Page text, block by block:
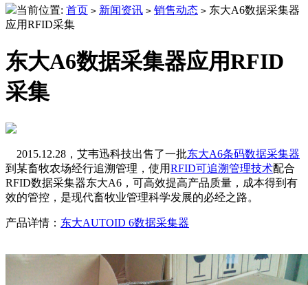
当前位置: 首页 > 新闻资讯 > 销售动态 > 东大A6数据采集器
应用RFID采集
东大A6数据采集器应用RFID
采集
2015.12.28，艾韦迅科技出售了一批东大A6条码数据采集器
到某畜牧农场经行追溯管理，使用RFID可追溯管理技术配合
RFID数据采集器东大A6，可高效提高产品质量，成本得到有
效的管控，是现代畜牧业管理科学发展的必经之路。
产品详情： 东大AUTOID 6数据采集器